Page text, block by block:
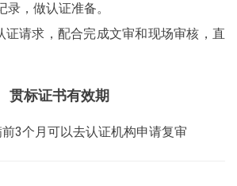
，做认证准备。
证请求，配合完成文审和现场审核，直
贯标证书有效期
3个月可以去认证机构申请复审